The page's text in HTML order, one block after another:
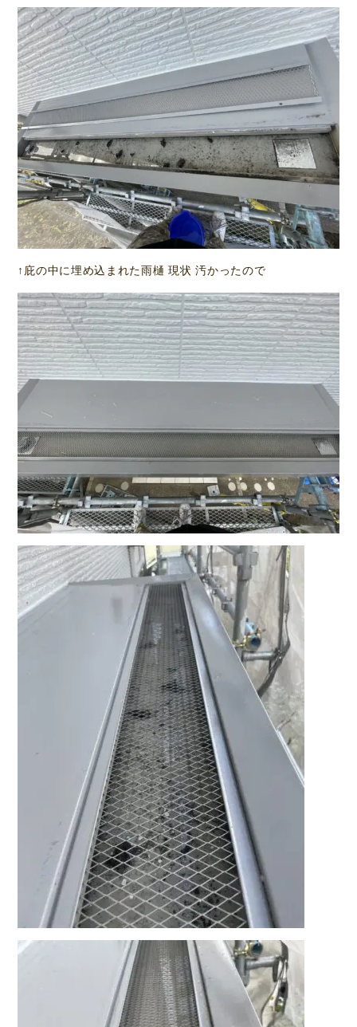
↑庇の中に埋め込まれた雨樋 現状 汚かったので